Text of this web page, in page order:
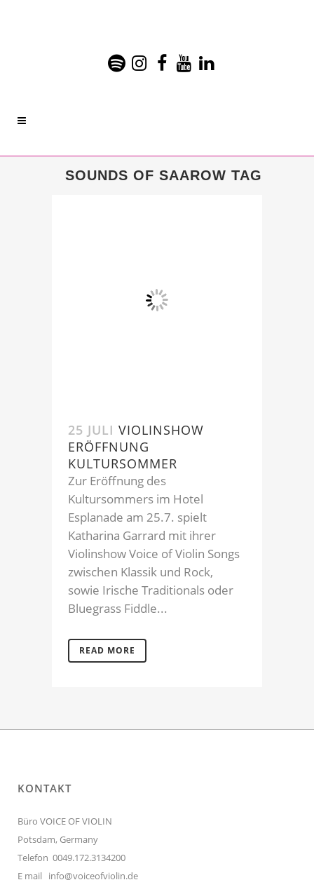
SOUNDS OF SAAROW TAG
25 JULI VIOLINSHOW
ERÖFFNUNG
KULTURSOMMER
Zur Eröffnung des
Kultursommers im Hotel
Esplanade am 25.7. spielt
Katharina Garrard mit ihrer
Violinshow Voice of Violin Songs
zwischen Klassik und Rock,
sowie Irische Traditionals oder
Bluegrass Fiddle...
READ MORE
KONTAKT
Büro VOICE OF VIOLIN
Potsdam, Germany
Telefon 0049.172.3134200
E mail info@voiceofviolin.de